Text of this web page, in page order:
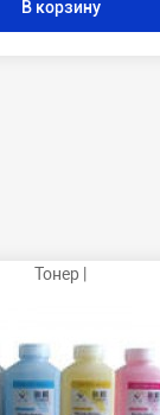
В корзину
Тонер |